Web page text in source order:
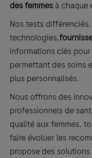
des femmes à chaque
Nos tests
technologies,
informations clés
permettant des soins
plus personnalisés.
Nous offrons des
professionnels de
qualité aux femmes,
faire évoluer les
propose des